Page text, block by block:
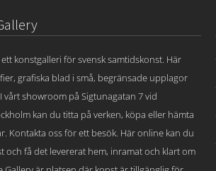
konstgalleri för svensk samtidskonst. Här
grafiska blad i små, begränsade upplagor
vårt showroom på Sigtunagatan 7 vid
kan du titta på verken, köpa eller hämta
Kontakta oss för ett besök. Här online kan du
och få det levererat hem, inramat och klart om